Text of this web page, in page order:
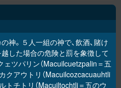
神。５人一組の神で、飲酒、賭け
した場合の危険と罰を象徴して
ェツパリン（Macuilcuetzpalin＝五
カクアウトリ（Macuilcozcacuauhtli
ルトチトリ（Macuiltochtli＝五のウ